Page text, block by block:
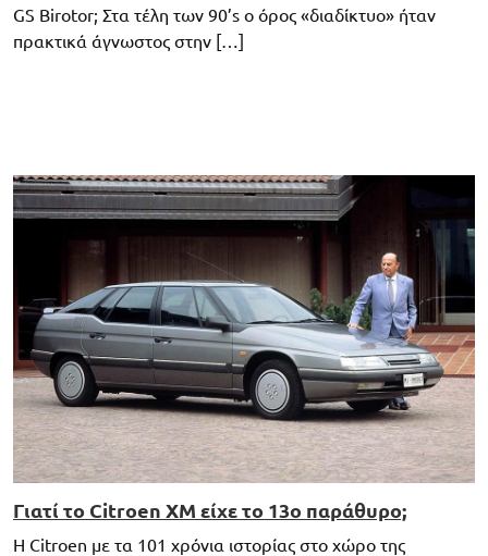
GS Birotor; Στα τέλη των 90’s ο όρος «διαδίκτυο» ήταν
πρακτικά άγνωστος στην […]
Γιατί το Citroen XM είχε το 13ο παράθυρο;
Η Citroen με τα 101 χρόνια ιστορίας στο χώρο της